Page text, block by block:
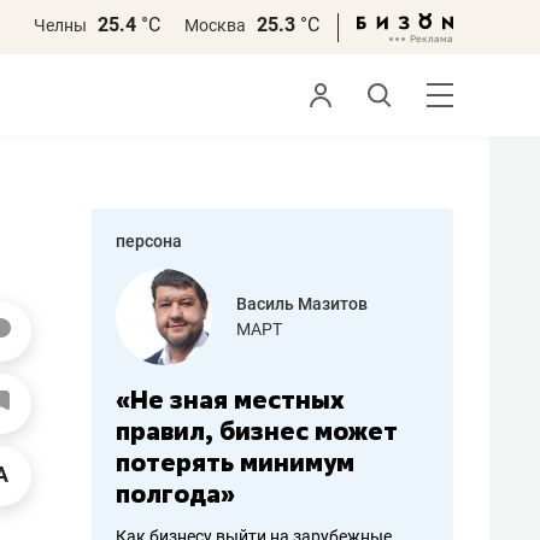
Челны 25.4 °С Москва 25.3 °С
персона
Роман Ободец
«Готовые решения»
«Мне лучше
не заработать вообще,
чем потерять
репутацию»